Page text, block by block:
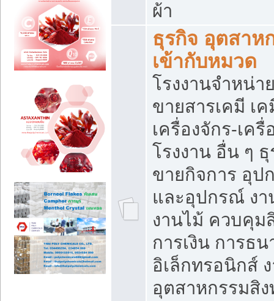
ผ้า
ธุรกิจ อุตสาห
เข้ากับหมวด
โรงงานจำหน่
ขายสารเคมี เ
เครื่องจักร-เค
โรงงาน อื่น ๆ
ขายกิจการ อุป
และอุปกรณ์ ง
งานไม้ ควบคุม
การเงิน การธ
อิเล็กทรอนิกส์
อุตสาหกรรมสิ